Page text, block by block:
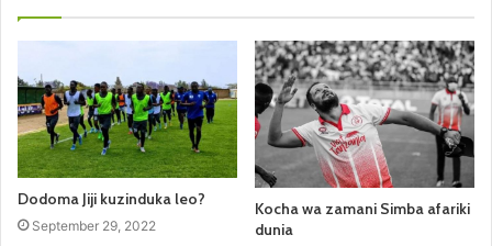
Dodoma Jiji kuzinduka leo?
September 29, 2022
Kocha wa zamani Simba afariki
dunia